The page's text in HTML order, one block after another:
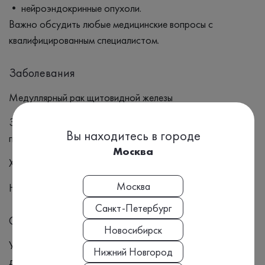
• нейроэндокринные опухоли.
Важно обсудить любые медицинские вопросы с
квалифицированным специалистом.
Заболевания
Медуллярный рак щитовидной железы
Заболевания щитовидной железы (тиреоидит или
гиперплазия C-клеток)
Хроническая почечная недостаточность
Нейроэндокринные опухол
Симптомы
Узловые образования в щитовидной железе Боль или
дискомфорт в шее Изменения в голосе Трудности с
Вы находитесь в городе
Москва
Москва
Санкт-Петербург
Новосибирск
Нижний Новгород